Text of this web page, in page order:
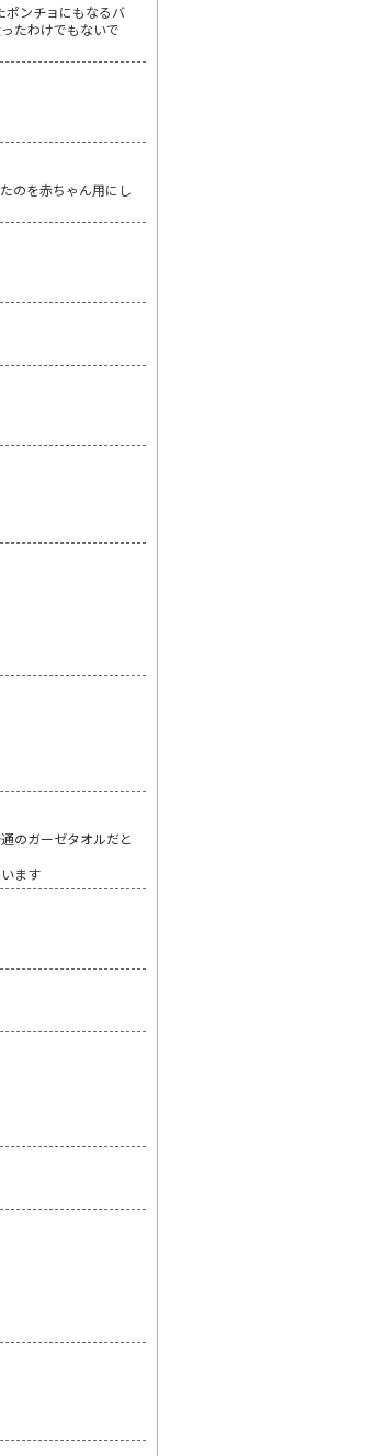
ポンチョにもなるバ
たわけでもないで
のを赤ちゃん用にし
のガーゼタオルだと
ます